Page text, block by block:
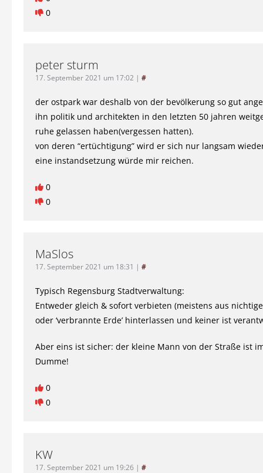
0
peter sturm
17. September 2021 um 17:02 | #
der ostpark war deshalb von der bevölkerung so gut
ihn politik und architekten in den letzten 50 jahren
ruhe gelassen haben(vergessen hatten).
von deren “ertüchtigung” wird er sich nur langsam
eine instandsetzung würde mir reichen.
0
0
MaSlos
17. September 2021 um 18:31 | #
Typisch Regensburg Stadtverwaltung:
Entweder gleich & sofort verbieten (meistens aus
oder ‘verbrannte Erde’ hinterlassen und keiner ist
Aber eins ist sicher: der kleine Mann von der Straße ist
Dumme!
0
0
KW
17. September 2021 um 19:26 | #